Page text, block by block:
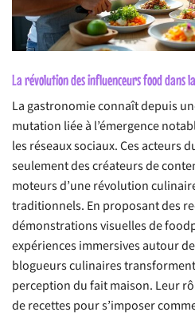
La révolution des influenceurs food dans
La gastronomie connaît depuis
mutation liée à l’émergence
les réseaux sociaux. Ces acteurs
seulement des créateurs de
moteurs d’une révolution
traditionnels. En proposant des
démonstrations visuelles de
expériences immersives autour
blogueurs culinaires
perception du fait maison. Leur
de recettes pour s’imposer